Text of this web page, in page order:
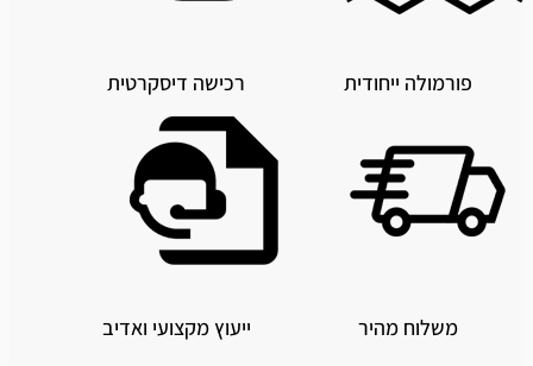
פורמולה ייחודית רכישה דיסקרטית
משלוח מהיר ייעוץ מקצועי ואדיב